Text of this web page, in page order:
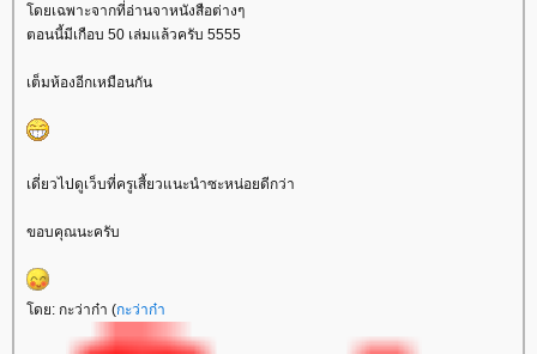
ดยเฉพาะจากที่อ่านจาหนังสือต่างๆ
ตอนนี้มีเกือบ 50 เล่มแล้วครับ 5555
เต็มห้องอีกเหมือนกัน
เดี่ยวไปดูเว็บที่ครูเสี้ยวแนะนำซะหน่อยดีกว่า
ขอบคุณนะครับ
ดย: กะว่าก๋า (กะว่าก๋า